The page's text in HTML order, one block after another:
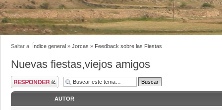
Saltar a: Índice general » Jorcas » Feedback sobre las Fiestas
Nuevas fiestas,viejos amigos
AUTOR